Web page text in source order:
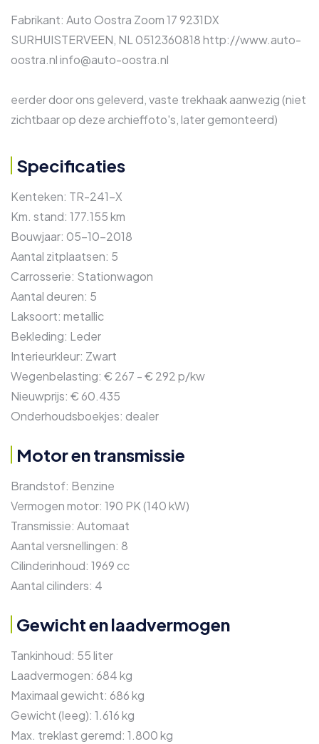
Fabrikant: Auto Oostra Zoom 17 9231DX
SURHUISTERVEEN, NL 0512360818 http://www.auto-
oostra.nl info@auto-oostra.nl
eerder door ons geleverd, vaste trekhaak aanwezig (niet
zichtbaar op deze archieffoto's, later gemonteerd)
Specificaties
Kenteken: TR-241-X
Km. stand: 177.155 km
Bouwjaar: 05-10-2018
Aantal zitplaatsen: 5
Carrosserie: Stationwagon
Aantal deuren: 5
Laksoort: metallic
Bekleding: Leder
Interieurkleur: Zwart
Wegenbelasting: € 267 - € 292 p/kw
Nieuwprijs: € 60.435
Onderhoudsboekjes: dealer
Motor en transmissie
Brandstof: Benzine
Vermogen motor: 190 PK (140 kW)
Transmissie: Automaat
Aantal versnellingen: 8
Cilinderinhoud: 1969 cc
Aantal cilinders: 4
Gewicht en laadvermogen
Tankinhoud: 55 liter
Laadvermogen: 684 kg
Maximaal gewicht: 686 kg
Gewicht (leeg): 1.616 kg
Max. treklast geremd: 1.800 kg